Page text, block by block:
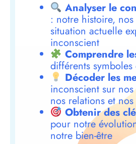
Analyser le
: notre histoire,
situation actuelle
inconscient
Comprendre
différents
Décoder les
inconscient sur
nos relations et
Obtenir des
pour notre
notre bien-être